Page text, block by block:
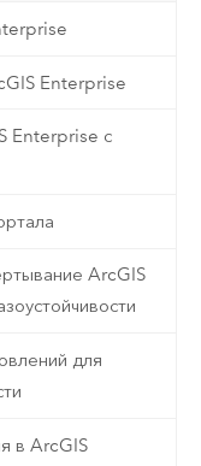
Enterprise
Enterprise с
ArcGIS
для
в ArcGIS